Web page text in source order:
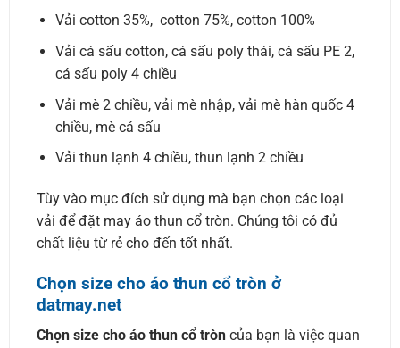
Vải cotton 35%, cotton 75%, cotton 100%
Vải cá sấu cotton, cá sấu poly thái, cá sấu PE 2,
cá sấu poly 4 chiều
Vải mè 2 chiều, vải mè nhập, vải mè hàn quốc 4
chiều, mè cá sấu
Vải thun lạnh 4 chiều, thun lạnh 2 chiều
Tùy vào mục đích sử dụng mà bạn chọn các loại
vải để đặt may áo thun cổ tròn. Chúng tôi có đủ
chất liệu từ rẻ cho đến tốt nhất.
Chọn size cho áo thun cổ tròn ở
datmay.net
Chọn size cho áo thun cổ tròn của bạn là việc quan